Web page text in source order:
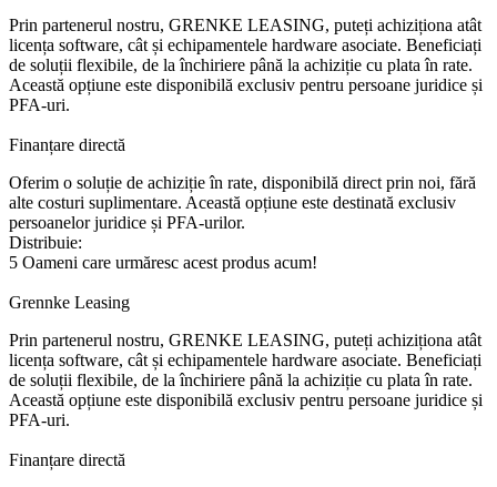
Prin partenerul nostru, GRENKE LEASING, puteți achiziționa atât
licența software, cât și echipamentele hardware asociate. Beneficiați
de soluții flexibile, de la închiriere până la achiziție cu plata în rate.
Această opțiune este disponibilă exclusiv pentru persoane juridice și
PFA-uri.
Finanțare directă
Oferim o soluție de achiziție în rate, disponibilă direct prin noi, fără
alte costuri suplimentare. Această opțiune este destinată exclusiv
persoanelor juridice și PFA-urilor.
Distribuie:
5 Oameni care urmăresc acest produs acum!
Grennke Leasing
Prin partenerul nostru, GRENKE LEASING, puteți achiziționa atât
licența software, cât și echipamentele hardware asociate. Beneficiați
de soluții flexibile, de la închiriere până la achiziție cu plata în rate.
Această opțiune este disponibilă exclusiv pentru persoane juridice și
PFA-uri.
Finanțare directă